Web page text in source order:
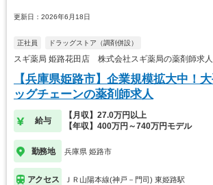
更新日：2026年6月18日
正社員 ドラッグストア（調剤併設）
スギ薬局 姫路花田店 株式会社スギ薬局の薬剤師求人
【兵庫県姫路市】企業規模拡大中！
ッグチェーンの薬剤師求人
給与
【月収】27.0万円以上
【年収】400万円～740万円モデル
勤務地 兵庫県 姫路市
アクセス ＪＲ山陽本線(神戸－門司) 東姫路駅